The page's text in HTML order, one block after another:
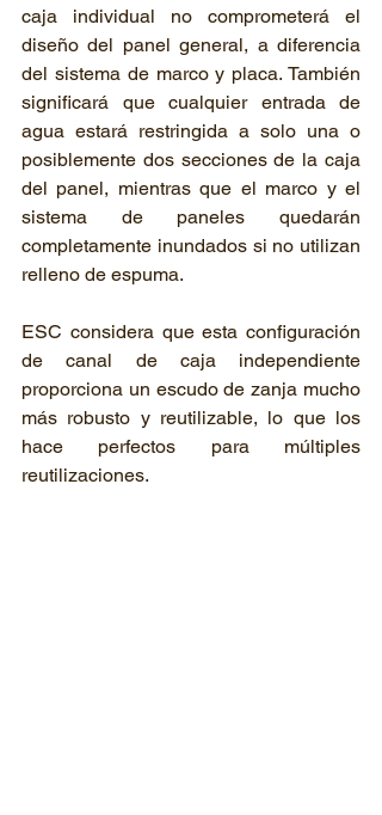
caja individual no comprometerá el
diseño del panel general, a diferencia
del sistema de marco y placa. También
significará que cualquier entrada de
agua estará restringida a solo una o
posiblemente dos secciones de la caja
del panel, mientras que el marco y el
sistema de paneles quedarán
completamente inundados si no utilizan
relleno de espuma.
ESC considera que esta configuración
de canal de caja independiente
proporciona un escudo de zanja mucho
más robusto y reutilizable, lo que los
hace perfectos para múltiples
reutilizaciones.